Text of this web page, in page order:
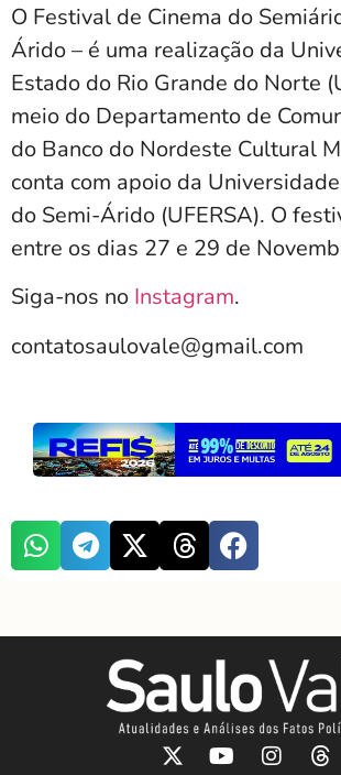
O Festival de Cinema do
Árido – é uma realização da
Estado do Rio Grande do Norte
meio do Departamento de
do Banco do Nordeste Cultural
conta com apoio da
do Semi-Árido (UFERSA). O
entre os dias 27 e 29 de
Siga-nos no Instagram.
contatosaulovale@gmail.com